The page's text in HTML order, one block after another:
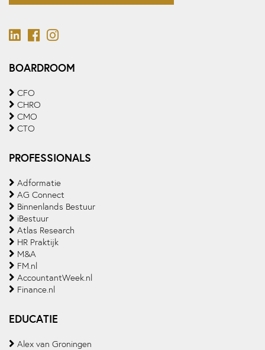
BOARDROOM
CFO
CHRO
CMO
CTO
PROFESSIONALS
Adformatie
AG Connect
Binnenlands Bestuur
iBestuur
Atlas Research
HR Praktijk
M&A
FM.nl
AccountantWeek.nl
Finance.nl
EDUCATIE
Alex van Groningen